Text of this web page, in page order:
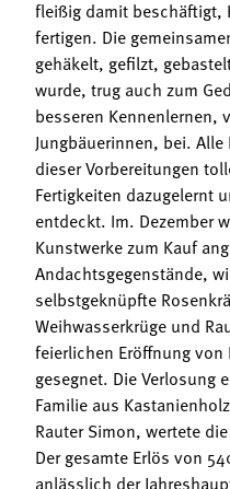
fleißig damit beschäftigt,
fertigen. Die
gehäkelt, gefilzt,
wurde, trug auch zum
besseren Kennenlernen,
Jungbäuerinnen, bei.
dieser Vorbereitungen
Fertigkeiten dazugelernt
entdeckt. Im. Dezember
Kunstwerke zum Kauf
Andachtsgegenstände,
selbstgeknüpfte
Weihwasserkrüge und
feierlichen Eröffnung von
gesegnet. Die Verlosung
Familie aus
Rauter Simon, wertete
Der gesamte Erlös von
anlässlich der